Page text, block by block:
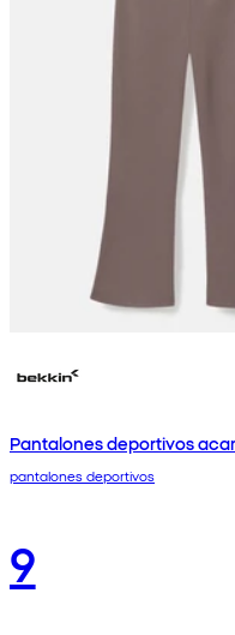
Pantalones deportivos
pantalones deportivos
9